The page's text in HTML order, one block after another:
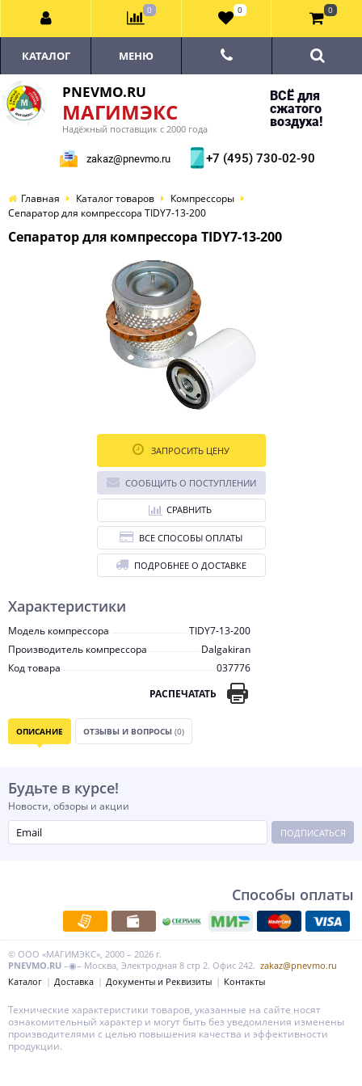
PNEVMO.RU
МАГИМЭКС
Надёжный поставщик с 2000 года
ВСЁ для
сжатого
воздуха!
zakaz@pnevmo.ru +7 (495) 730-02-90
КАТАЛОГ МЕНЮ
Главная Каталог товаров
Компрессоры
Сепаратор для компрессора TIDY7-13-200
Сепаратор для компрессора TIDY7-13-200
Характеристики
Модель компрессора
TIDY7-13-200
Производитель компрессора
Dalgakiran
Код товара
037776
РАСПЕЧАТАТЬ
ЗАПРОСИТЬ ЦЕНУ
СООБЩИТЬ О ПОСТУПЛЕНИИ
СРАВНИТЬ
ВСЕ СПОСОБЫ ОПЛАТЫ
ПОДРОБНЕЕ О ДОСТАВКЕ
ОПИСАНИЕ ОТЗЫВЫ И ВОПРОСЫ (0)
Будьте в курсе!
Новости, обзоры и акции
ПОДПИСАТЬСЯ
Способы оплаты
© ООО «МАГИМЭКС», 2000 – 2026 г.
PNEVMO.RU –◉– Москва, Электродная 8 стр 2. Офис 242. zakaz@pnevmo.ru
Каталог
Доставка Документы и Реквизиты Контакты
0 0 0
Технические характеристики товаров, указанные на сайте носят
ознакомительный характер и могут быть без уведомления изменены
производителями с целью повышения качества и эффективности
продукции.